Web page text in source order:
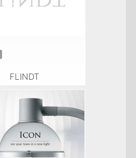
FLINDT